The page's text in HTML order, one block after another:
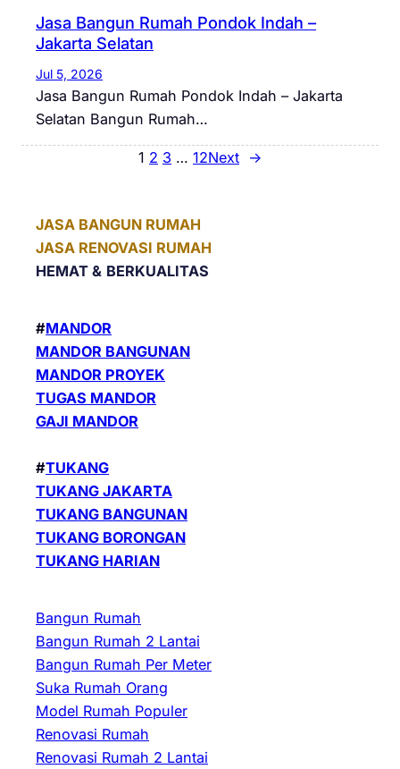
Jasa Bangun Rumah Pondok Indah –
Jakarta Selatan
Jul 5, 2026
Jasa Bangun Rumah Pondok Indah – Jakarta
Selatan Bangun Rumah…
1 2 3 … 12Next →
JASA BANGUN RUMAH
JASA RENOVASI RUMAH
HEMAT & BERKUALITAS
#MANDOR
MANDOR BANGUNAN
MANDOR PROYEK
TUGAS MANDOR
GAJI MANDOR
#TUKANG
TUKANG JAKARTA
TUKANG BANGUNAN
TUKANG BORONGAN
TUKANG HARIAN
Bangun Rumah
Bangun Rumah 2 Lantai
Bangun Rumah Per Meter
Suka Rumah Orang
Model Rumah Populer
Renovasi Rumah
Renovasi Rumah 2 Lantai